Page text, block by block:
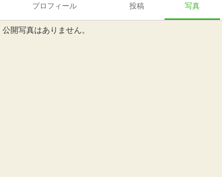
プロフィール 投稿 写真
公開写真はありません。